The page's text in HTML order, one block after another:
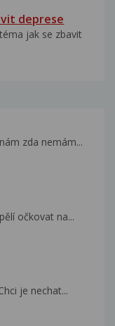
deprese
jak se zbavit
zda nemám...
očkovat na...
je nechat...